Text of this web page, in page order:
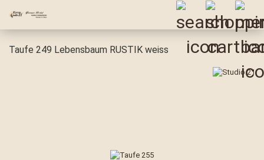
Taufe 249 Lebensbaum RUSTIK weiss